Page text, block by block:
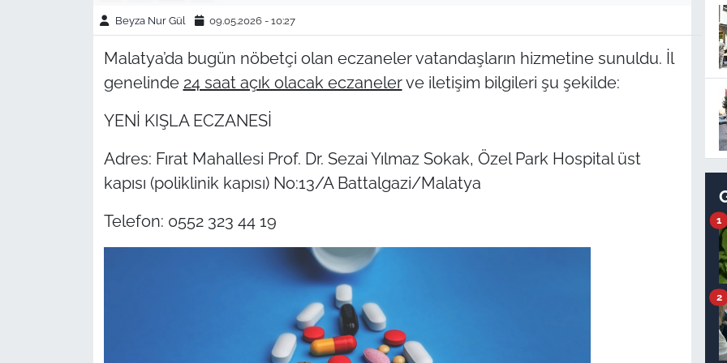
Beyza Nur Gül 09.05.2026 - 10:27
Malatya’da bugün nöbetçi olan eczaneler vatandaşların hizmetine sunuldu. İl
genelinde 24 saat açık olacak eczanelerve iletişim bilgileri şu şekilde:
YENİ KIŞLA ECZANESİ
Adres: Fırat Mahallesi Prof. Dr. Sezai Yılmaz Sokak, Özel Park Hospital üst
kapısı (poliklinik kapısı) No:13/A Battalgazi/Malatya
Telefon: 0552 323 44 19
1
2